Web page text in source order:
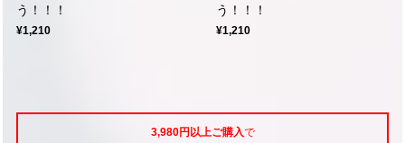
う！！！
¥1,210
う！！！
¥1,210
3,980円以上ご購入で